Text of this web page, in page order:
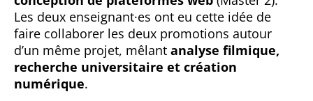
Les deux enseignant·es ont eu cette idée de
faire collaborer les deux promotions autour
d’un même projet, mêlant analyse filmique,
recherche universitaire et création
numérique.